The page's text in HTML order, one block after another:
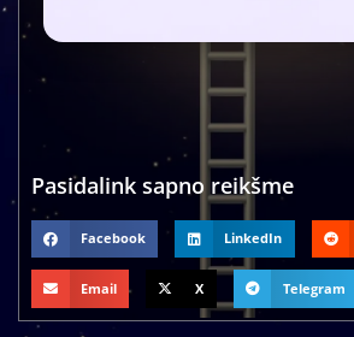
Pasidalink sapno reikšme
Facebook LinkedIn
Email X Telegram